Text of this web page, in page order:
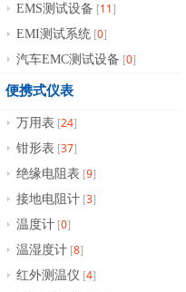
EMS测试设备 [11]
EMI测试系统 [0]
汽车EMC测试设备 [0]
便携式仪表
万用表 [24]
钳形表 [37]
绝缘电阻表 [9]
接地电阻计 [3]
温度计 [0]
温湿度计 [8]
红外测温仪 [4]